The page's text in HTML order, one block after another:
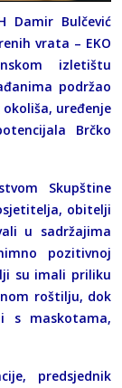
Damir Bulčević
vrata – EKO
izletištu
podržao
uređenje
Brčko
Skupštine
obitelji
u sadržajima
pozitivnoj
su imali priliku
roštilju, dok
s maskotama,
predsjednik